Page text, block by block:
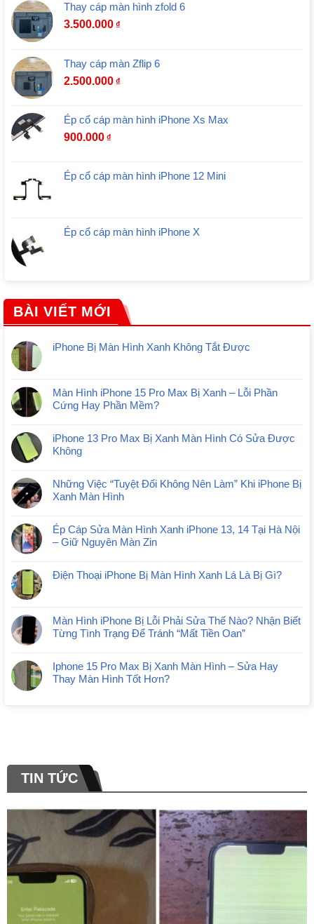
Thay cáp màn hình zfold 6
3.500.000 ₫
Thay cáp màn Zflip 6
2.500.000 ₫
Ép cổ cáp màn hình iPhone Xs Max
900.000 ₫
Ép cổ cáp màn hình iPhone 12 Mini
Ép cổ cáp màn hình iPhone X
BÀI VIẾT MỚI
iPhone Bị Màn Hình Xanh Không Tắt Được
Màn Hình iPhone 15 Pro Max Bị Xanh – Lỗi Phần
Cứng Hay Phần Mềm?
iPhone 13 Pro Max Bị Xanh Màn Hình Có Sửa Được
Không
Những Việc “Tuyệt Đối Không Nên Làm” Khi iPhone Bị
Xanh Màn Hình
Ép Cáp Sửa Màn Hình Xanh iPhone 13, 14 Tại Hà Nội
– Giữ Nguyên Màn Zin
Điện Thoại iPhone Bị Màn Hình Xanh Lá Là Bị Gì?
Màn Hình iPhone Bị Lỗi Phải Sửa Thế Nào? Nhận Biết
Từng Tình Trạng Để Tránh “Mất Tiền Oan”
Iphone 15 Pro Max Bị Xanh Màn Hình – Sửa Hay
Thay Màn Hình Tốt Hơn?
TIN TỨC